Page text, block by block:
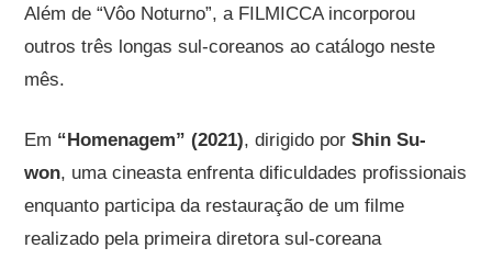
Além de “Vôo Noturno”, a FILMICCA incorporou
outros três longas sul-coreanos ao catálogo neste
mês.
Em “Homenagem” (2021), dirigido porShin Su-
won, uma cineasta enfrenta dificuldades profissionais
enquanto participa da restauração de um filme
realizado pela primeira diretora sul-coreana